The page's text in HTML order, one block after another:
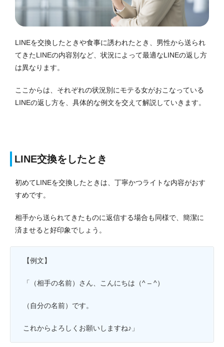
LINEを交換したときや食事に誘われたとき、男性から送られ
てきたLINEの内容別など、状況によって最適なLINEの返し方
は異なります。
ここからは、それぞれの状況別にモテる女がおこなっている
LINEの返し方を、具体的な例文を交えて解説していきます。
LINE交換をしたとき
初めてLINEを交換したときは、丁寧かつライトな内容がおす
すめです。
相手から送られてきたものに返信する場合も同様で、簡潔に
済ませると好印象でしょう。
【例文】
「（相手の名前）さん、こんにちは（^ – ^）
（自分の名前）です。
これからよろしくお願いしますね♪」